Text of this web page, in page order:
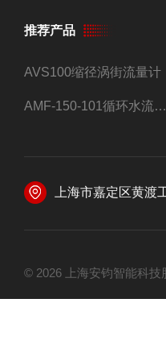
推荐产品
AVS100缩径涡街流量计
AMF-150-101循环水流量计,电磁流量计
上海市嘉定区黄渡
© 2026 上海安钧智能科